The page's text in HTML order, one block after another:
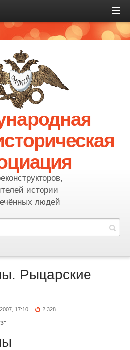
истории
людей
Рыцарские
17:10 2 328